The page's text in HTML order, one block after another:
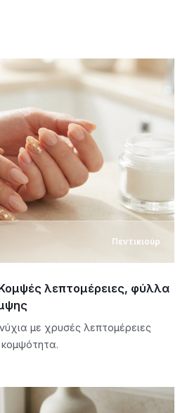
Πεντικιούρ
λεπτομέρειες, φύλλα
με χρυσές λεπτομέρειες